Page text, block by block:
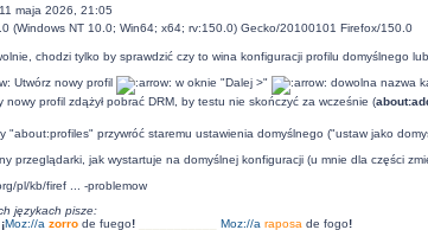
maja 2026, 21:05
(Windows NT 10.0; Win64; x64; rv:150.0) Gecko/20100101 Firefox/150.0
chodzi tylko by sprawdzić czy to wina konfiguracji profilu domyślnego
Utwórz nowy profil w oknie "Dalej >" dowolna nazwa
nowy profil zdążył pobrać DRM, by testu nie skończyć za wcześnie (
"about:profiles" przywróć staremu ustawienia domyślnego ("ustaw jako
przeglądarki, jak wystartuje na domyślnej konfiguracji (u mnie dla części
pl/kb/firef ... -problemow
językach pisze:
¡Moz://a zorrode fuego! Moz://a raposa de fogo!